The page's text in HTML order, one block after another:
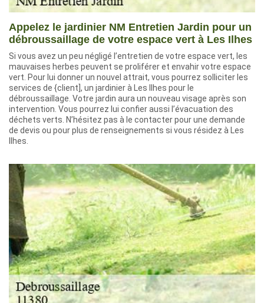
Appelez le jardinier NM Entretien Jardin pour un
débroussaillage de votre espace vert à Les Ilhes
Si vous avez un peu négligé l’entretien de votre espace vert, les
mauvaises herbes peuvent se proliférer et envahir votre espace
vert. Pour lui donner un nouvel attrait, vous pourrez solliciter les
services de {client], un jardinier à Les Ilhes pour le
débroussaillage. Votre jardin aura un nouveau visage après son
intervention. Vous pourrez lui confier aussi l’évacuation des
déchets verts. N’hésitez pas à le contacter pour une demande
de devis ou pour plus de renseignements si vous résidez à Les
Ilhes.